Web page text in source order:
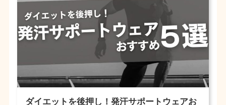
ダイエットを後押し！発汗サポートウェアお